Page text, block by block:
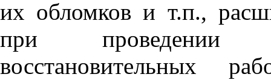
их обломков и т.п.,
при проведении
восстановительных